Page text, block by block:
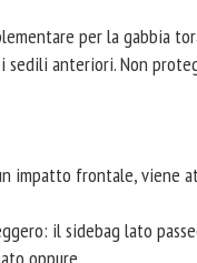
per la gabbia
sedili anteriori. Non
impatto frontale, viene
il sidebag lato